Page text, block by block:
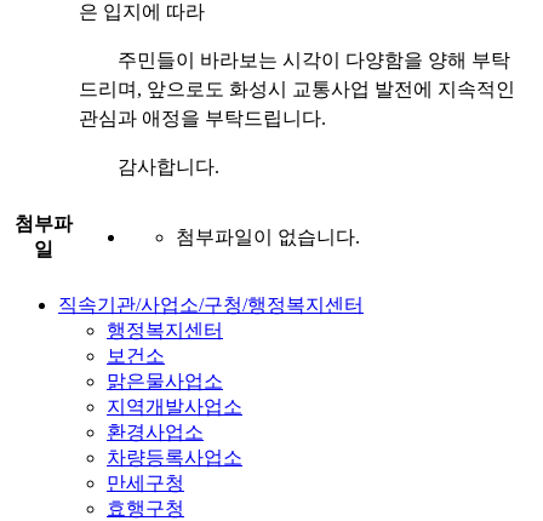
은 입지에 따라
주민들이 바라보는 시각이 다양함을 양해 부탁
드리며, 앞으로도 화성시 교통사업 발전에 지속적인
관심과 애정을 부탁드립니다.
감사합니다.
첨부파
일
첨부파일이 없습니다.
직속기관/사업소/구청/행정복지센터
행정복지센터
보건소
맑은물사업소
지역개발사업소
환경사업소
차량등록사업소
만세구청
효행구청